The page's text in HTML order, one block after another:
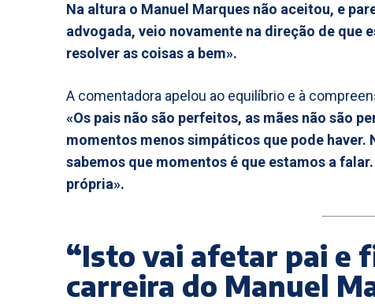
Na altura o Manuel Marques não aceitou, e
advogada, veio novamente na direção de que
resolver as coisas a bem».
A comentadora apelou ao equilíbrio e à
«Os pais não são perfeitos, as mães não são
momentos menos simpáticos que pode haver.
sabemos que momentos é que estamos a
própria».
“Isto vai afetar pai e
carreira do Manuel